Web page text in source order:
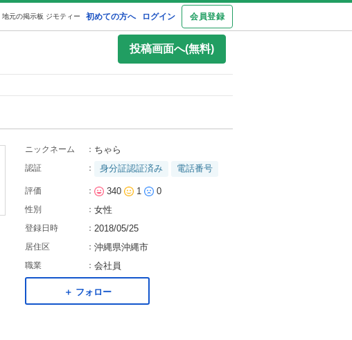
初めての方へ ログイン 会員登録
地元の掲示板 ジモティー
投稿画面へ(無料)
ニックネーム ： ちゃら
認証 ： 身分証認証済み 電話番号
評価 ： 340 1 0
性別 ： 女性
登録日時 ： 2018/05/25
居住区 ： 沖縄県沖縄市
職業 ： 会社員
＋ フォロー